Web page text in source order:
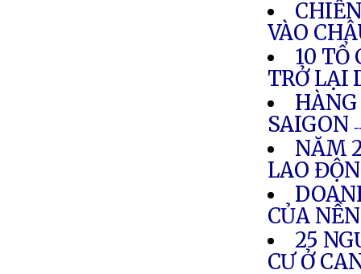
VÀO
10 TỔ
TRỞ LẠI
SAIGON
NĂM
LAO
CỦA
25
CƯ Ở